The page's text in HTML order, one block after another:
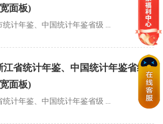
面板)
计年鉴、中国统计年鉴省级 ...
江省统计年鉴、中国统计年鉴省级
面板)
计年鉴、中国统计年鉴省级 ...